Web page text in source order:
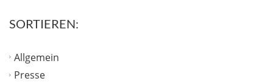
SORTIEREN:
Allgemein
Presse